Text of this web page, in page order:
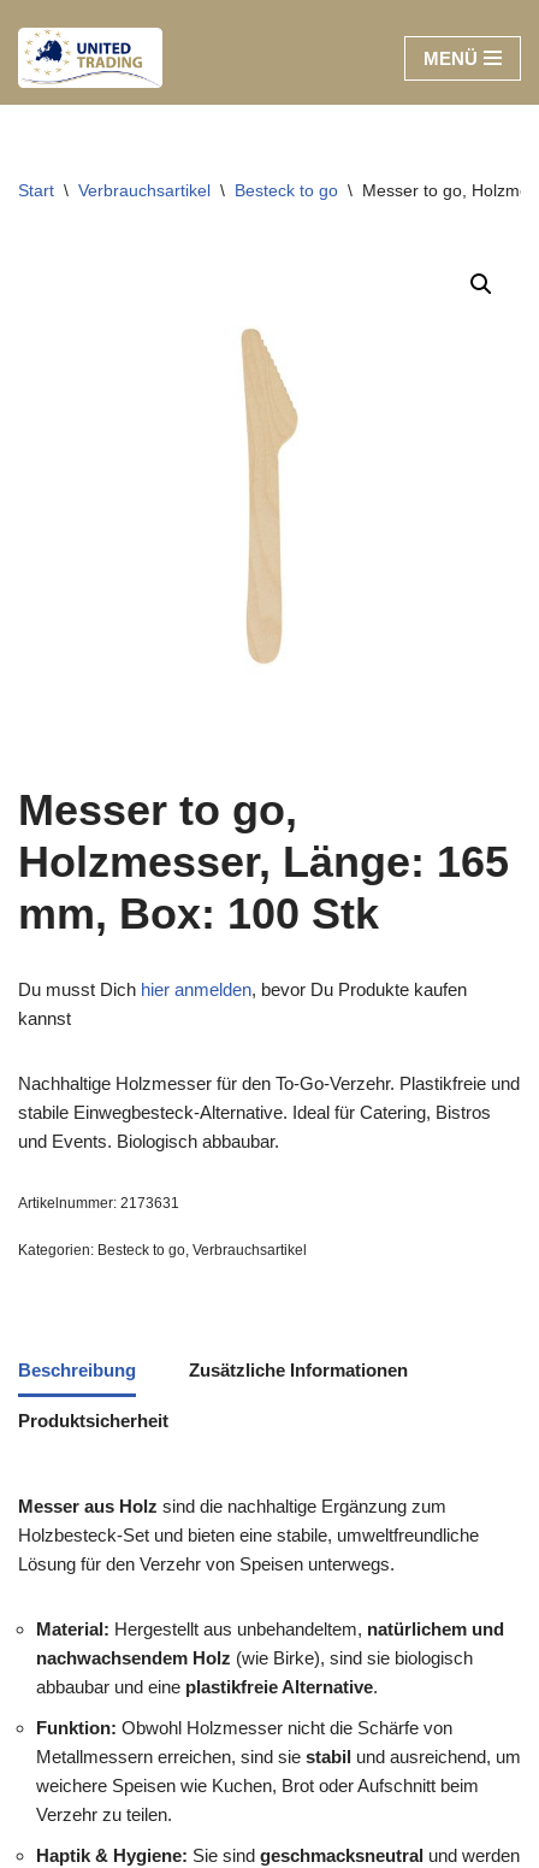
Zum
Inhalt
MENÜ
Start \ Verbrauchsartikel \ Besteck to go \ Messer to go,
Messer to go,
Holzmesser, Länge: 165
mm, Box: 100 Stk
Du musst Dich hier anmelden, bevor Du Produkte kaufen
kannst
Nachhaltige Holzmesser für den To-Go-Verzehr. Plastikfreie und
stabile Einwegbesteck-Alternative. Ideal für Catering, Bistros
und Events. Biologisch abbaubar.
Artikelnummer: 2173631
Kategorien: Besteck to go, Verbrauchsartikel
Beschreibung Zusätzliche Informationen
Produktsicherheit
Messer aus Holz sind die nachhaltige Ergänzung zum
Holzbesteck-Set und bieten eine stabile, umweltfreundliche
Lösung für den Verzehr von Speisen unterwegs.
Material: Hergestellt aus unbehandeltem, natürlichem und
nachwachsendem Holz (wie Birke), sind sie biologisch
abbaubar und eine plastikfreie Alternative.
Funktion: Obwohl Holzmesser nicht die Schärfe von
Metallmessern erreichen, sind sie stabil und ausreichend, um
weichere Speisen wie Kuchen, Brot oder Aufschnitt beim
Verzehr zu teilen.
Haptik & Hygiene: Sie sind geschmacksneutral und werden